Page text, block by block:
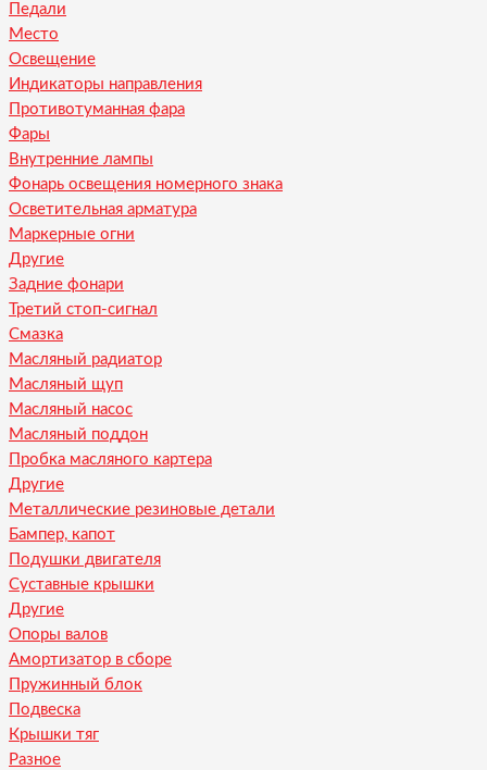
Педали
Место
Освещение
Индикаторы направления
Противотуманная фара
Фары
Внутренние лампы
Фонарь освещения номерного знака
Осветительная арматура
Маркерные огни
Другие
Задние фонари
Третий стоп-сигнал
Смазка
Масляный радиатор
Масляный щуп
Масляный насос
Масляный поддон
Пробка масляного картера
Другие
Металлические резиновые детали
Бампер, капот
Подушки двигателя
Суставные крышки
Другие
Опоры валов
Амортизатор в сборе
Пружинный блок
Подвеска
Крышки тяг
Разное